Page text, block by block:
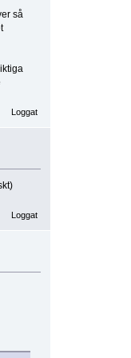
så
Loggat
Loggat